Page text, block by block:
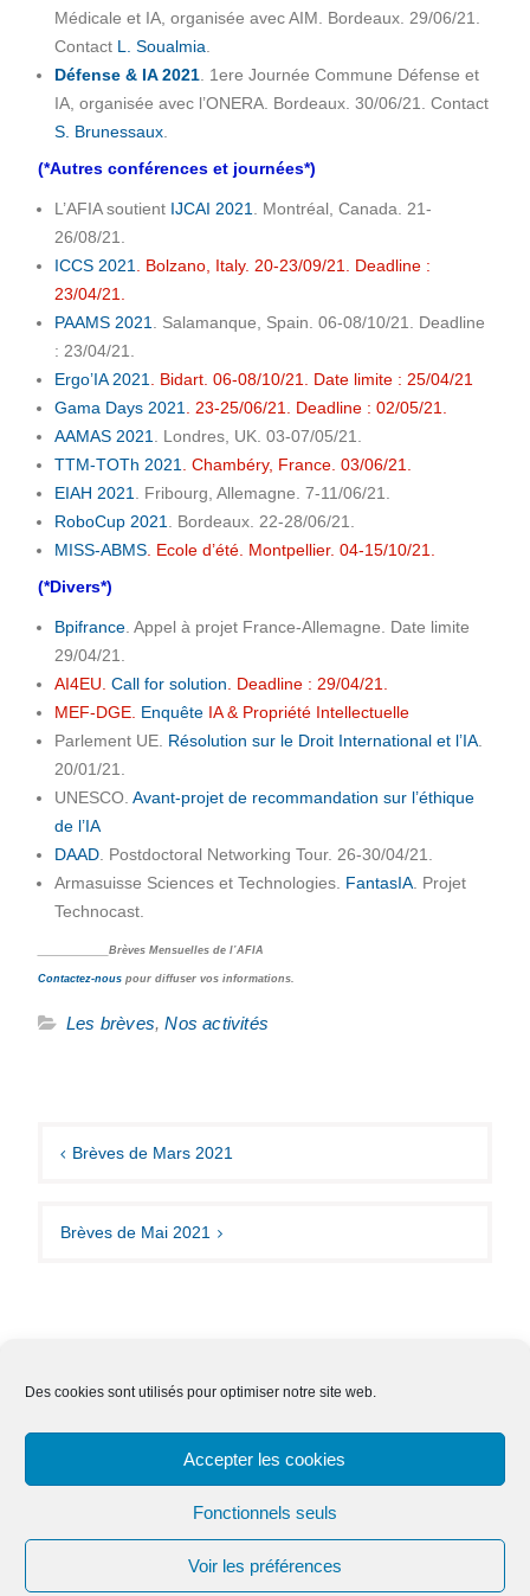
Des cookies sont utilisés pour optimiser notre site web.
Accepter les cookies
Fonctionnels seuls
Voir les préférences
Médicale et IA, organisée avec AIM. Bordeaux. 29/06/21.
Contact L. Soualmia
Défense & IA 2021. 1ere Journée Commune Défense et
IA, organisée avec l’ONERA. Bordeaux. 30/06/21. Contact
S. Brunessaux.
(*Autres conférences et journées*)
L’AFIA soutient IJCAI 2021
. Montréal, Canada. 21-
26/08/21.
ICCS 2021
. Bolzano, Italy. 20-23/09/21. Deadline :
23/04/21.
PAAMS 2021
. Salamanque, Spain. 06-08/10/21. Deadline
: 23/04/21.
Ergo’IA 2021
. Bidart. 06-08/10/21. Date limite : 25/04/21
Gama Days 2021
. 23-25/06/21. Deadline : 02/05/21.
AAMAS 2021
. Londres, UK. 03-07/05/21.
TTM-TOTh 2021
. Chambéry, France. 03/06/21.
EIAH 2021
. Fribourg, Allemagne. 7-11/06/21.
RoboCup 2021
. Bordeaux. 22-28/06/21.
MISS-ABMS. Ecole d’été. Montpellier. 04-15/10/21.
(*Divers*)
Bpifrance. Appel à projet France-Allemagne. Date limite
29/04/21.
AI4EU. Call for solution . Deadline : 29/04/21.
MEF-DGE. EnquêteIA & Propriété Intellectuelle
Parlement UE. Résolution sur le Droit International et l’IA.
20/01/21.
UNESCO. Avant-projet de recommandation sur l’éthique
de l’IA
DAAD. Postdoctoral Networking Tour. 26-30/04/21.
Armasuisse Sciences et Technologies. FantasIA. Projet
Technocast.
____________Brèves Mensuelles de l’AFIA
Contactez-nouspour diffuser vos informations.
Les brèves,Nos activités
de Brèves de Mars 2021
Brèves de Mai 2021
Nous contacter Adhésion Mentions légales
Effacer ses données
Copyright © Tous droits réservés.